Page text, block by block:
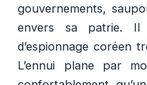
gouvernements,
envers sa patrie. Il
d’espionnage coréen
L’ennui plane par